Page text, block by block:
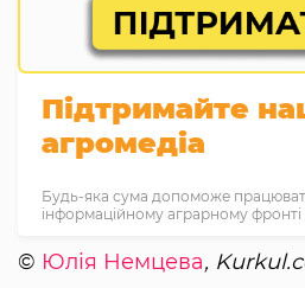
Підтримайте
агромедіа
Будь-яка сума допоможе
інформаційному аграрному фронті
© Юлія Немцева,